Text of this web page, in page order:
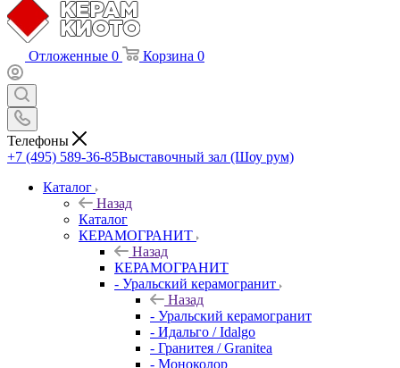
Отложенные 0 Корзина 0
Телефоны
+7 (495) 589-36-85Выставочный зал (Шоу рум)
Каталог
Назад
Каталог
КЕРАМОГРАНИТ
Назад
КЕРАМОГРАНИТ
- Уральский керамогранит
Назад
- Уральский керамогранит
- Идальго / Idalgo
- Гранитея / Granitea
- Моноколор